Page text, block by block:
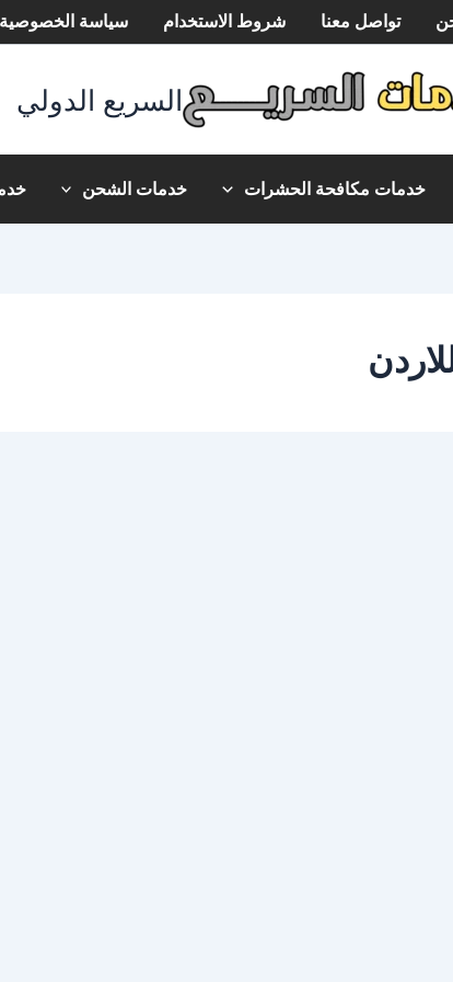
تواصل معنا شروط الاستخدام سياسة الخصوصية
السريع الدولي
خدمات مكافحة الحشرات خدمات الشحن